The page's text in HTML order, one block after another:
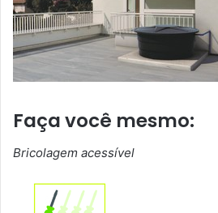
Faça você mesmo:
Bricolagem acessível